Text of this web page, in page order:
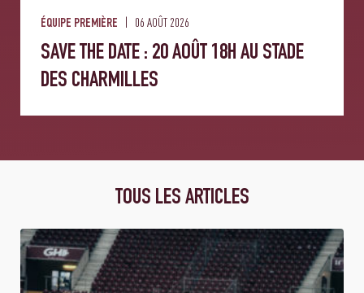
ÉQUIPE PREMIÈRE 06 AOÛT 2026
SAVE THE DATE : 20 AOÛT 18H AU STADE
DES CHARMILLES
TOUS LES ARTICLES